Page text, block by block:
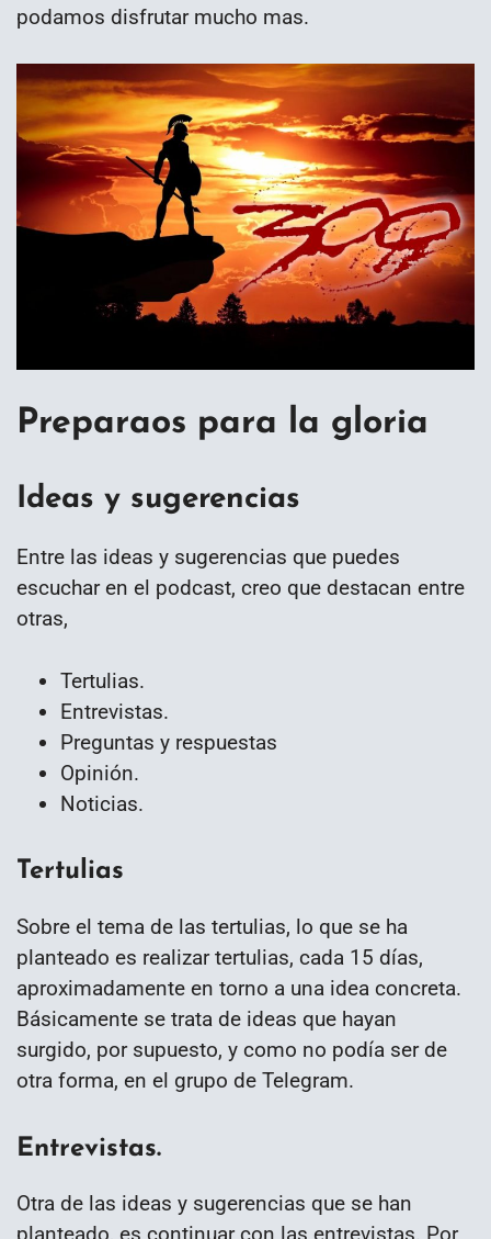
podamos disfrutar mucho mas.
Preparaos para la gloria
Ideas y sugerencias
Entre las ideas y sugerencias que puedes
escuchar en el podcast, creo que destacan entre
otras,
Tertulias.
Entrevistas.
Preguntas y respuestas
Opinión.
Noticias.
Tertulias
Sobre el tema de las tertulias, lo que se ha
planteado es realizar tertulias, cada 15 días,
aproximadamente en torno a una idea concreta.
Básicamente se trata de ideas que hayan
surgido, por supuesto, y como no podía ser de
otra forma, en el grupo de Telegram.
Entrevistas.
Otra de las ideas y sugerencias que se han
planteado, es continuar con las entrevistas. Por